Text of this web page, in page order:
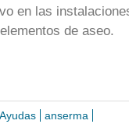
en las
de aseo.
Ayudas anserma